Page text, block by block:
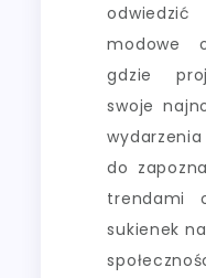
odwiedzić
modowe
gdzie
swoje
do
trendami
sukienek